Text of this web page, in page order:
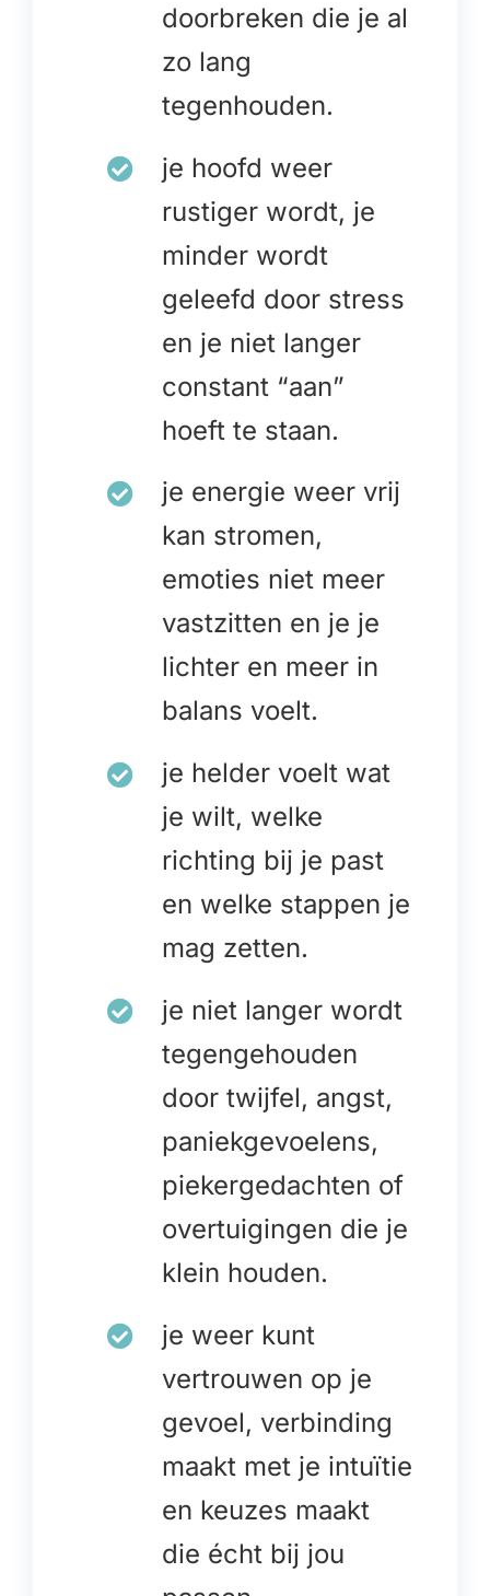
doorbreken die je al
zo lang
tegenhouden.
je hoofd weer
rustiger wordt, je
minder wordt
geleefd door stress
en je niet langer
constant “aan”
hoeft te staan.
je energie weer vrij
kan stromen,
emoties niet meer
vastzitten en je je
lichter en meer in
balans voelt.
je helder voelt wat
je wilt, welke
richting bij je past
en welke stappen je
mag zetten.
je niet langer wordt
tegengehouden
door twijfel, angst,
paniekgevoelens,
piekergedachten of
overtuigingen die je
klein houden.
je weer kunt
vertrouwen op je
gevoel, verbinding
maakt met je intuïtie
en keuzes maakt
die écht bij jou